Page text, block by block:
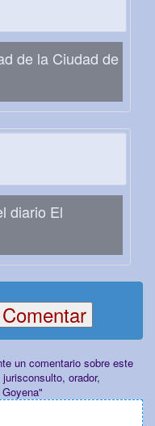
de la Ciudad de
diario El
un comentario sobre este
orador,